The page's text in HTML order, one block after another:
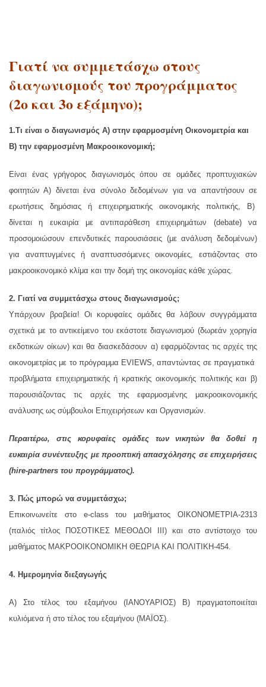
Γιατί να συμμετάσχω στους
διαγωνισμούς του προγράμματος
(2ο και 3ο εξάμηνο);
1.Τι είναι ο διαγωνισμός Α) στην εφαρμοσμένη Οικονομετρία και
Β) την εφαρμοσμένη Μακροοικονομική;
Είναι ένας γρήγορος διαγωνισμός όπου σε ομάδες προπτυχιακών
φοιτητών Α) δίνεται ένα σύνολο δεδομένων για να απαντήσουν σε
ερωτήσεις δημόσιας ή επιχειρηματικής οικονομικής πολιτικής, Β)
δίνεται η ευκαιρία με αντιπαράθεση επιχειρημάτων (debate) να
προσομοιώσουν επενδυτικές παρουσιάσεις (με ανάλυση δεδομένων)
για αναπτυγμένες ή αναπτυσσόμενες οικονομίες, εστιάζοντας στο
μακροοικονομικό κλίμα και την δομή της οικονομίας κάθε χώρας.
2. Γιατί να συμμετάσχω στους διαγωνισμούς;
Υπάρχουν βραβεία! Οι κορυφαίες ομάδες θα λάβουν συγγράμματα
σχετικά με το αντικείμενο του εκάστοτε διαγωνισμού (δωρεάν χορηγία
εκδοτικών οίκων) και θα διασκεδάσουν α) εφαρμόζοντας τις αρχές της
οικονομετρίας με το πρόγραμμα EVIEWS, απαντώντας σε πραγματικά
προβλήματα επιχειρηματικής ή κρατικής οικονομικής πολιτικής και β)
παρουσιάζοντας τις αρχές της εφαρμοσμένης μακροοικονομικής
ανάλυσης ως σύμβουλοι Επιχειρήσεων και Οργανισμών.
Περαιτέρω, στις κορυφαίες ομάδες των νικητών θα δοθεί η
ευκαιρία συνέντευξης με προοπτική απασχόλησης σε επιχειρήσεις
(hire-partners του προγράμματος).
3. Πώς μπορώ να συμμετάσχω;
Επικοινωνείτε στο e-class του μαθήματος ΟΙΚΟΝΟΜΕΤΡΙΑ-2313
(παλιός τίτλος ΠΟΣΟΤΙΚΕΣ ΜΕΘΟΔΟΙ ΙΙΙ) και στο αντίστοιχο του
μαθήματος ΜΑΚΡΟΟΙΚΟΝΟΜΙΚΗ ΘΕΩΡΙΑ ΚΑΙ ΠΟΛΙΤΙΚΗ-454.
4. Ημερομηνία διεξαγωγής
Α) Στο τέλος του εξαμήνου (ΙΑΝΟΥΑΡΙΟΣ) Β) πραγματοποιείται
κυλιόμενα ή στο τέλος του εξαμήνου (ΜΑΪΟΣ).